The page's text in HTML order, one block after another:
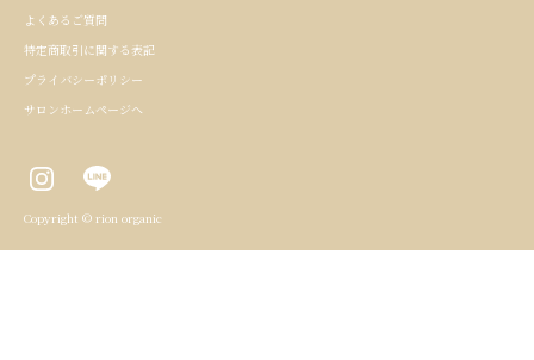
よくあるご質問
特定商取引に関する表記
プライバシーポリシー
サロンホームページへ
Copyright © rion organic